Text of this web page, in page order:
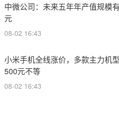
中微公司：未来五年年产值规模
元
08-02 16:43
小米手机全线涨价，多款主力机
500元不等
08-02 16:43